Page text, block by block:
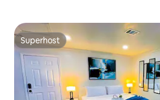
Superhost
Superhost